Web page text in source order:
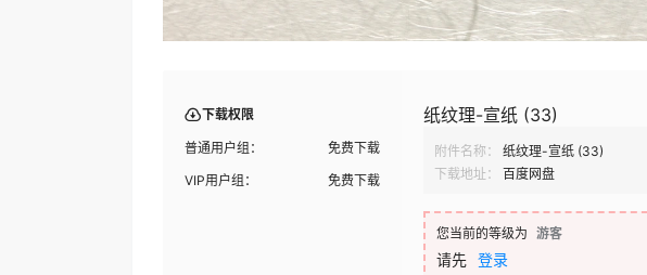
下载权限
普通用户组：
免费下载
VIP用户组：
免费下载
纸纹理-宣纸 (33)
附件名称： 纸纹理-宣纸 (33)
下载地址：
百度网盘
您当前的等级为 游客
请先 登录